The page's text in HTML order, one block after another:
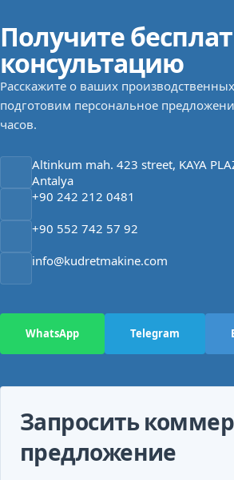
Получите
консультацию
Расскажите о ваших
подготовим персональное
часов.
Altinkum mah. 423 street, KAYA
Antalya
+90 242 212 0481
+90 552 742 57 92
info@kudretmakine.com
WhatsApp Telegram
Запросить
предложение